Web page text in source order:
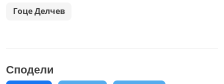
Гоце Делчев
Сподели